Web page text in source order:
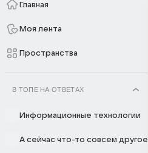
Главная
Моя лента
Пространства
В ТОПЕ НА ОТВЕТАХ
Информационные технологии
А сейчас что-то совсем другое